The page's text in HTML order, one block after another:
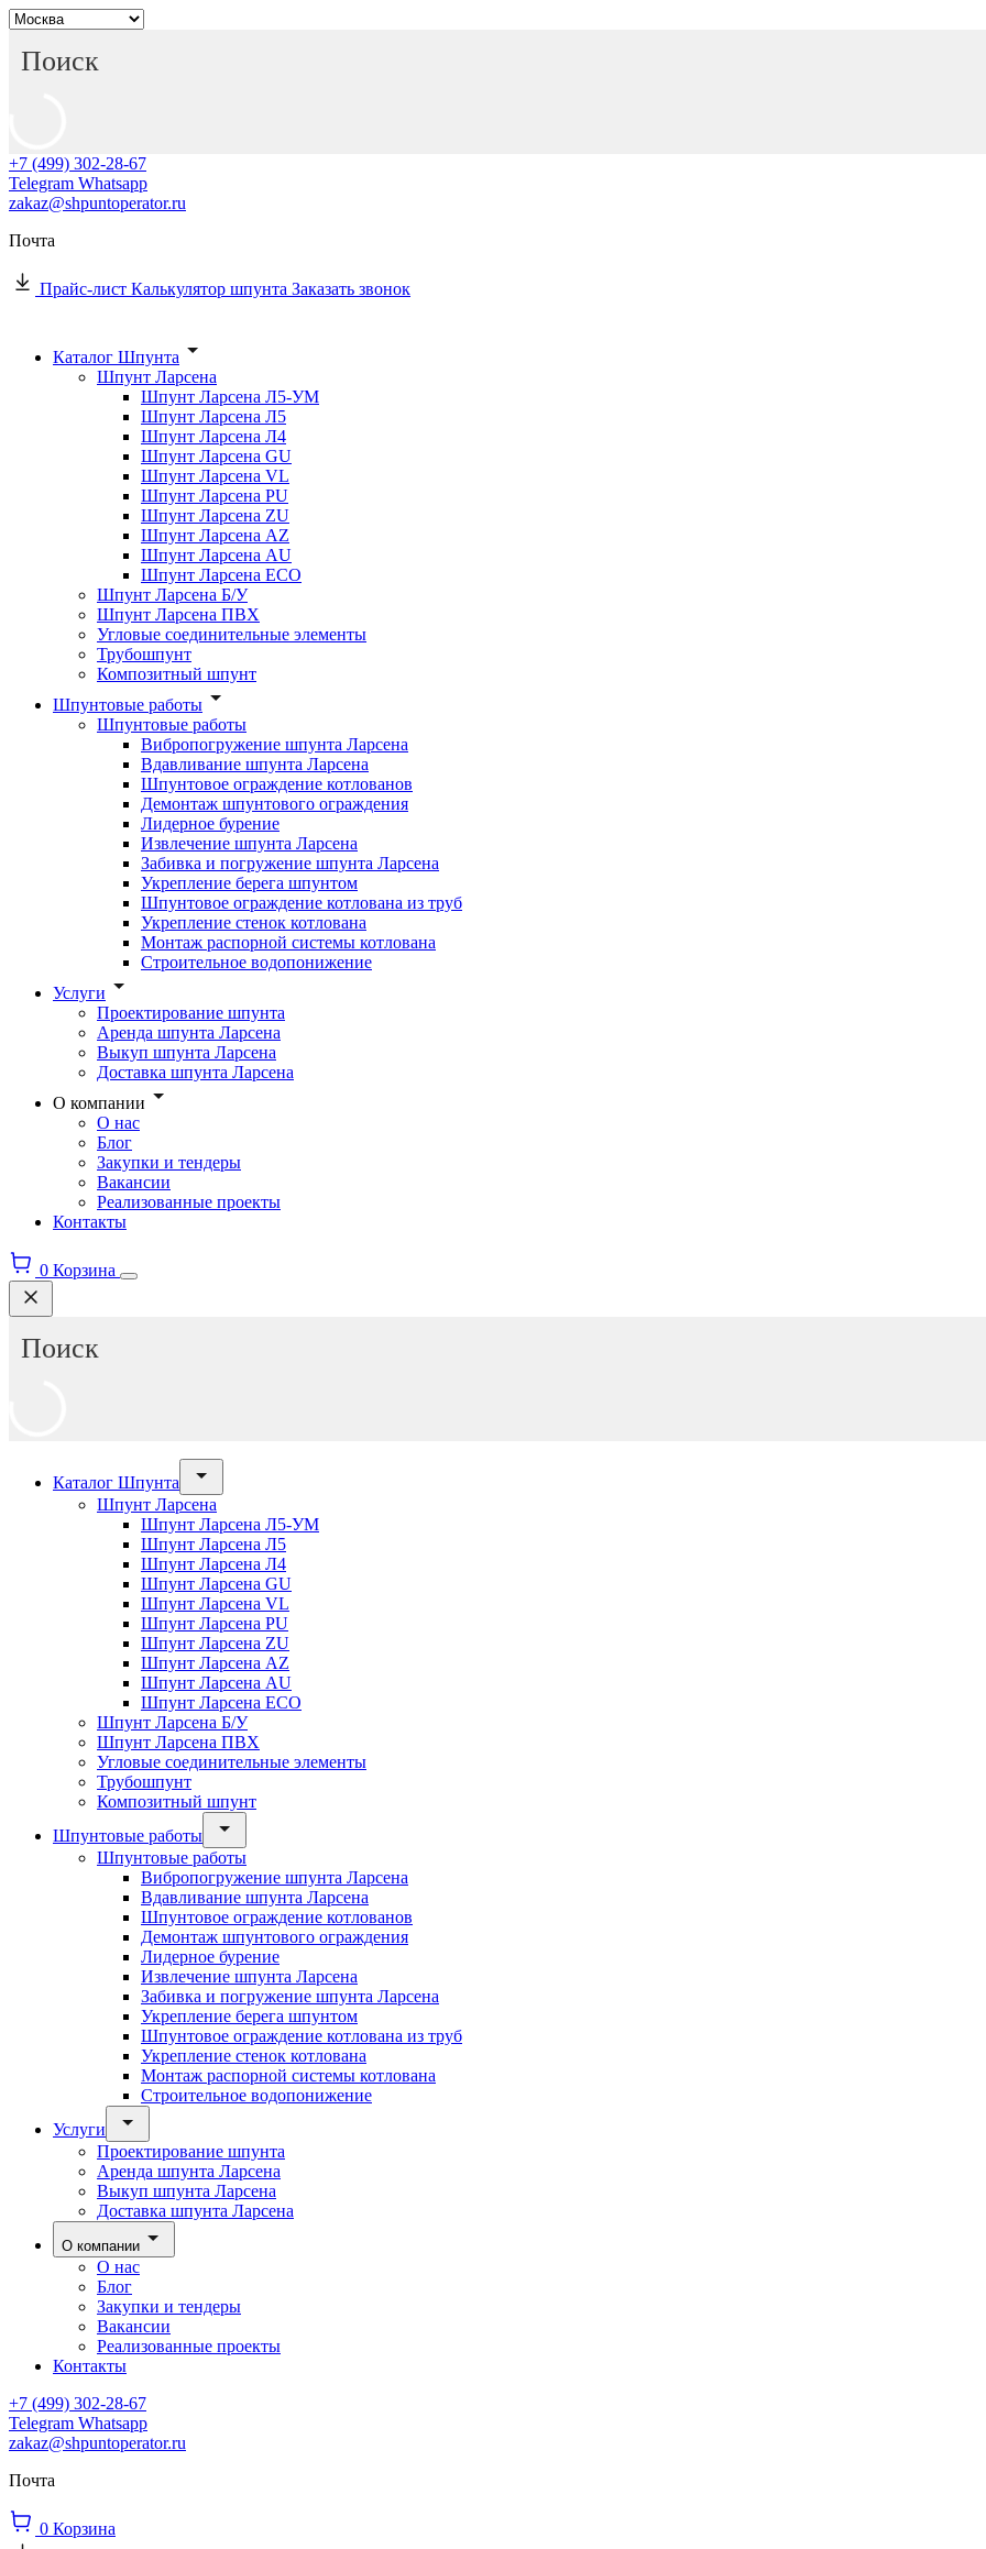
+7 (499) 302-28-67
Telegram Whatsapp
zakaz@shpuntoperator.ru
Почта
Прайс-лист Калькулятор шпунта Заказать звонок
Каталог Шпунта
Шпунт Ларсена
Шпунт Ларсена Л5-УМ
Шпунт Ларсена Л5
Шпунт Ларсена Л4
Шпунт Ларсена GU
Шпунт Ларсена VL
Шпунт Ларсена PU
Шпунт Ларсена ZU
Шпунт Ларсена AZ
Шпунт Ларсена AU
Шпунт Ларсена ECO
Шпунт Ларсена Б/У
Шпунт Ларсена ПВХ
Угловые соединительные элементы
Трубошпунт
Композитный шпунт
Шпунтовые работы
Шпунтовые работы
Вибропогружение шпунта Ларсена
Вдавливание шпунта Ларсена
Шпунтовое ограждение котлованов
Демонтаж шпунтового ограждения
Лидерное бурение
Извлечение шпунта Ларсена
Забивка и погружение шпунта Ларсена
Укрепление берега шпунтом
Шпунтовое ограждение котлована из труб
Укрепление стенок котлована
Монтаж распорной системы котлована
Строительное водопонижение
Услуги
Проектирование шпунта
Аренда шпунта Ларсена
Выкуп шпунта Ларсена
Доставка шпунта Ларсена
О компании
О нас
Блог
Закупки и тендеры
Вакансии
Реализованные проекты
Контакты
0 Корзина
Каталог Шпунта
Шпунт Ларсена
Шпунт Ларсена Л5-УМ
Шпунт Ларсена Л5
Шпунт Ларсена Л4
Шпунт Ларсена GU
Шпунт Ларсена VL
Шпунт Ларсена PU
Шпунт Ларсена ZU
Шпунт Ларсена AZ
Шпунт Ларсена AU
Шпунт Ларсена ECO
Шпунт Ларсена Б/У
Шпунт Ларсена ПВХ
Угловые соединительные элементы
Трубошпунт
Композитный шпунт
Шпунтовые работы
Шпунтовые работы
Вибропогружение шпунта Ларсена
Вдавливание шпунта Ларсена
Шпунтовое ограждение котлованов
Демонтаж шпунтового ограждения
Лидерное бурение
Извлечение шпунта Ларсена
Забивка и погружение шпунта Ларсена
Укрепление берега шпунтом
Шпунтовое ограждение котлована из труб
Укрепление стенок котлована
Монтаж распорной системы котлована
Строительное водопонижение
Услуги
Проектирование шпунта
Аренда шпунта Ларсена
Выкуп шпунта Ларсена
Доставка шпунта Ларсена
О компании
О нас
Блог
Закупки и тендеры
Вакансии
Реализованные проекты
Контакты
+7 (499) 302-28-67
Telegram Whatsapp
zakaz@shpuntoperator.ru
Почта
0 Корзина